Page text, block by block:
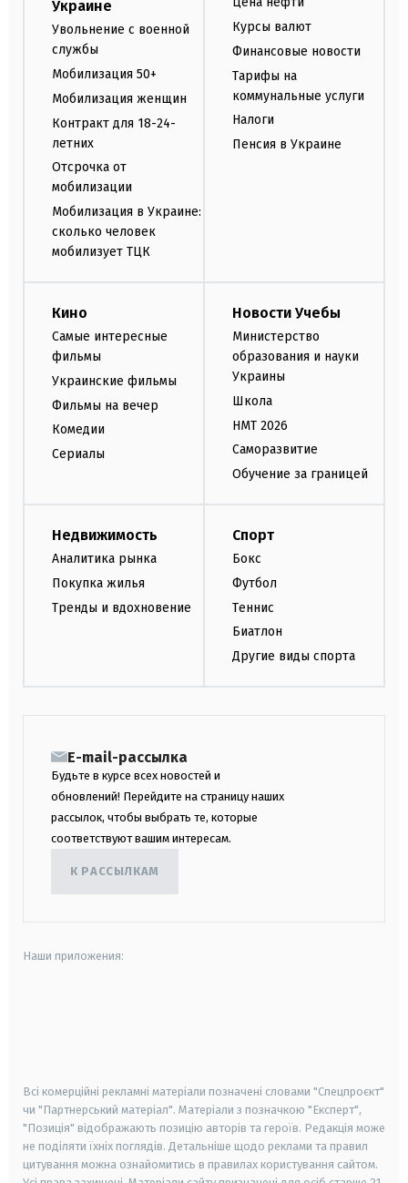
Украине
Увольнение с военной
службы
Мобилизация 50+
Мобилизация женщин
Контракт для 18-24-
летних
Отсрочка от
мобилизации
Мобилизация в Украине:
сколько человек
мобилизует ТЦК
Курсы валют
Финансовые новости
Тарифы на
коммунальные услуги
Налоги
Пенсия в Украине
Кино
Самые интересные
фильмы
Украинские фильмы
Фильмы на вечер
Комедии
Сериалы
Новости Учебы
Министерство
образования и науки
Украины
Школа
НМТ 2026
Саморазвитие
Обучение за границей
Недвижимость
Аналитика рынка
Покупка жилья
Тренды и вдохновение
Спорт
Бокс
Футбол
Теннис
Биатлон
Другие виды спорта
E-mail-рассылка
Будьте в курсе всех новостей и
обновлений! Перейдите на страницу наших
рассылок, чтобы выбрать те, которые
соответствуют вашим интересам.
К РАССЫЛКАМ
Наши приложения:
Всі комерційні рекламні матеріали позначені словами "Спецпроєкт"
чи "Партнерський матеріал". Матеріали з позначкою "Експерт",
"Позиція" відображають позицію авторів та героїв. Редакція може
не поділяти їхніх поглядів. Детальніше щодо реклами та правил
цитування можна ознайомитись в правилах користування сайтом.